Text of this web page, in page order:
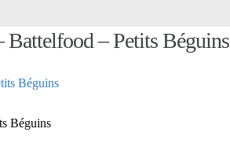
– Petits Béguins
Béguins